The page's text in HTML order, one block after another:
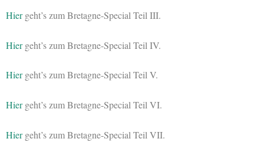
Hiergeht’s zum Bretagne-Special Teil III.
Hiergeht’s zum Bretagne-Special Teil IV.
Hiergeht’s zum Bretagne-Special Teil V.
Hiergeht’s zum Bretagne-Special Teil VI.
Hiergeht’s zum Bretagne-Special Teil VII.